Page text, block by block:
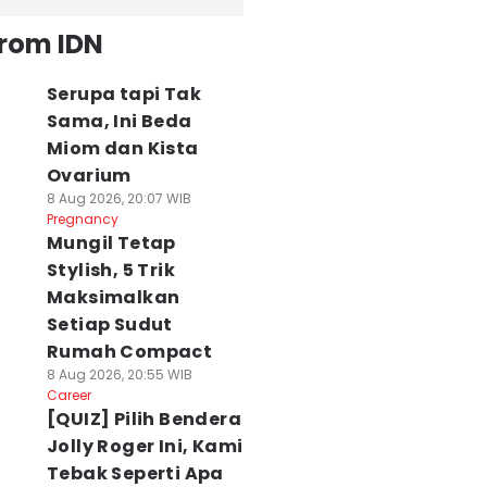
IDN
Serupa tapi Tak
Sama, Ini Beda
Miom dan Kista
Ovarium
8 Aug 2026, 20:07 WIB
Pregnancy
Mungil Tetap
Stylish, 5 Trik
Maksimalkan
Setiap Sudut
Rumah Compact
8 Aug 2026, 20:55 WIB
Career
[QUIZ] Pilih Bendera
Jolly Roger Ini, Kami
Tebak Seperti Apa